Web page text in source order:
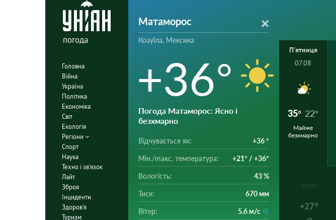
погода
Головна
Війна
Україна
Політика
Економіка
Світ
Екологія
Регіони
Спорт
Наука
Техно і зв'язок
Лайт
Зброя
Інциденти
Здоров'я
Туризм
Матаморос
Коауїла, Мексика
+36°
Погода Матаморос: Ясно і
безхмарно
Відчувається як: +36 °
Мін./mакс. температура: +21° / +36°
Вологість: 43 %
Тиск: 670 мм
Вітер: 5.6 м/с
П'ятниця
07.08
35° 22°
Майже
безхмарно
00:00
+27°